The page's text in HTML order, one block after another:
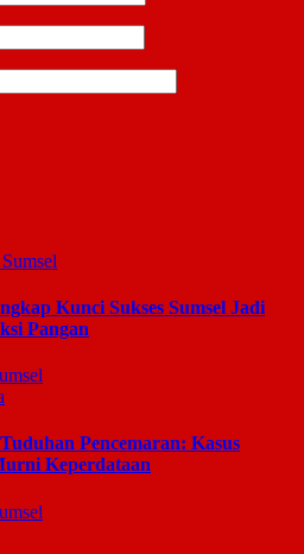
Sumsel
Kunci Sukses Sumsel Jadi
Pangan
Pencemaran: Kasus
Keperdataan